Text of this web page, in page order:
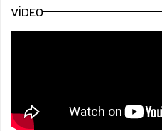
VIDEO